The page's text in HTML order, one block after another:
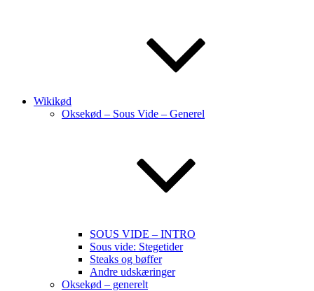
Wikikød
Oksekød – Sous Vide – Generel
SOUS VIDE – INTRO
Sous vide: Stegetider
Steaks og bøffer
Andre udskæringer
Oksekød – generelt